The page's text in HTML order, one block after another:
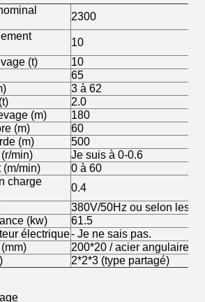
2300
10
(t)
10
65
3 à 62
2.0
(m)
180
(m)
60
(m)
500
min)
Je suis à 0-0.6
(m/min)
0 à 60
charge
0.4
380V/50Hz ou selon les
(kw)
61.5
électrique- Je ne sais pas.
200*20 / acier angulaire
2*2*3 (type partagé)